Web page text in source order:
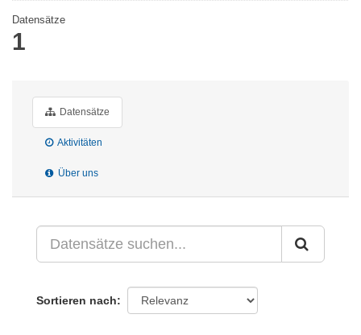
Datensätze
1
Datensätze
Aktivitäten
Über uns
Sortieren nach